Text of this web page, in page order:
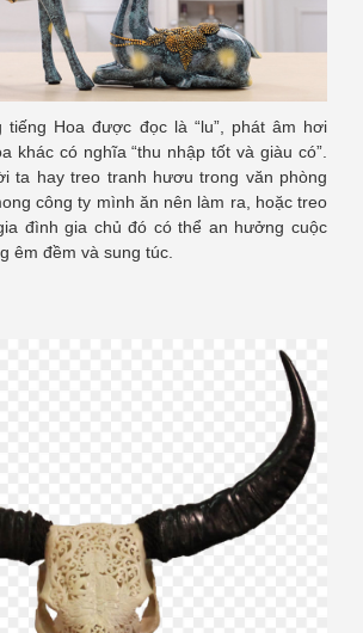
tiếng Hoa được đọc là “lu”, phát âm hơi
khác có nghĩa “thu nhập tốt và giàu có”.
ta hay treo tranh hươu trong văn phòng
công ty mình ăn nên làm ra, hoặc treo
đình gia chủ đó có thể an hưởng cuộc
êm đềm và sung túc.